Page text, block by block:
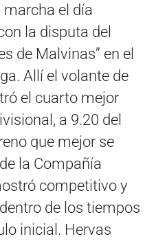
marcha el día
la disputa del
de Malvinas” en el
Allí el volante de
el cuarto mejor
a 9.20 del
que mejor se
la Compañía
competitivo y
de los tiempos
inicial. Hervas